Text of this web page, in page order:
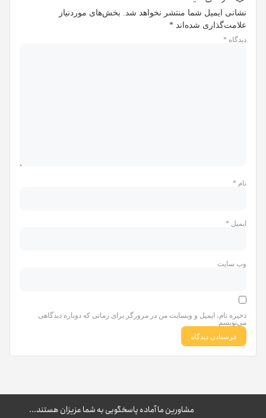
نشانی ایمیل شما منتشر نخواهد شد. بخش‌های موردنیاز
علامت‌گذاری شده‌اند *
دیدگاه *
نام *
ایمیل *
وب‌ سایت
ذخیره نام، ایمیل و وبسایت من در مرورگر برای زمانی که دوباره دیدگاهی
می‌نویسم.
مشاورین ما آماده پاسخگویی به شما عزیزان هستند...